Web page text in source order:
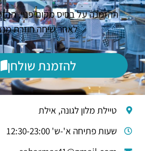
ההזמנה על בסיס מקום פנוי,
לאחר שיחה חוזרת
להזמנת שולחן
טיילת מלון לגונה, אילת
שעות פתיחה א'-ש' 12:30-23:00